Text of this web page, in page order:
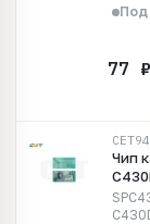
Под
Чип